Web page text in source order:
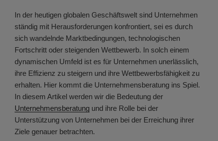
In der heutigen globalen Geschäftswelt sind Unternehmen
ständig mit Herausforderungen konfrontiert, sei es durch
sich wandelnde Marktbedingungen, technologischen
Fortschritt oder steigenden Wettbewerb. In solch einem
dynamischen Umfeld ist es für Unternehmen unerlässlich,
ihre Effizienz zu steigern und ihre Wettbewerbsfähigkeit zu
erhalten. Hier kommt die Unternehmensberatung ins Spiel.
In diesem Artikel werden wir die Bedeutung der
Unternehmensberatung und ihre Rolle bei der
Unterstützung von Unternehmen bei der Erreichung ihrer
Ziele genauer betrachten.